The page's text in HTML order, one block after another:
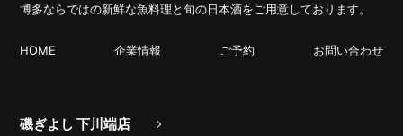
博多ならではの新鮮な魚料理と旬の日本酒をご用意しております。
HOME 企業情報 ご予約 お問い合わせ
磯ぎよし 下川端店